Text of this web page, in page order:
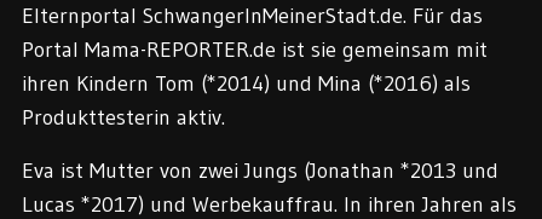
Elternportal SchwangerInMeinerStadt.de. Für das
Portal Mama-REPORTER.de ist sie gemeinsam mit
ihren Kindern Tom (*2014) und Mina (*2016) als
Produkttesterin aktiv.
Eva ist Mutter von zwei Jungs (Jonathan *2013 und
Lucas *2017) und Werbekauffrau. In ihren Jahren als